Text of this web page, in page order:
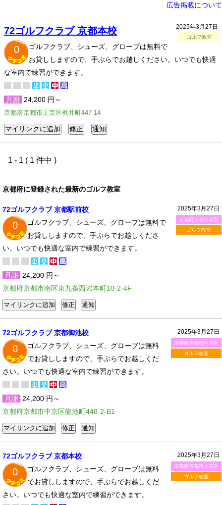
広告掲載について
2025年3月27日
ゴルフ教室
72ゴルフクラブ 京都本校
0
ゴルフクラブ、シューズ、グローブは無料で
お貸ししますので、手ぶらでお越しください。いつでも快適
な室内で練習ができます。
月謝 24,200 円～
京都府京都市上京区梶井町447-14
1 - 1 ( 1 件中 )
京都府に登録された最新のゴルフ教室
2025年3月27日
京都府京都市南区
ゴルフ教室
72ゴルフクラブ 京都駅前校
0
ゴルフクラブ、シューズ、グローブは無料で
お貸ししますので、手ぶらでお越しくださ
い。いつでも快適な室内で練習ができます。
月謝 24,200 円～
京都府京都市南区東九条西岩本町10-2-4F
2025年3月27日
京都府京都市中京区
ゴルフ教室
72ゴルフクラブ 京都御池校
0
ゴルフクラブ、シューズ、グローブは無料
でお貸ししますので、手ぶらでお越しくだ
さい。いつでも快適な室内で練習ができます。
月謝 24,200 円～
京都府京都市中京区龍池町448-2-B1
2025年3月27日
京都府京都市上京区
ゴルフ教室
72ゴルフクラブ 京都本校
0
ゴルフクラブ、シューズ、グローブは無料
でお貸ししますので、手ぶらでお越しくだ
さい。いつでも快適な室内で練習ができます。